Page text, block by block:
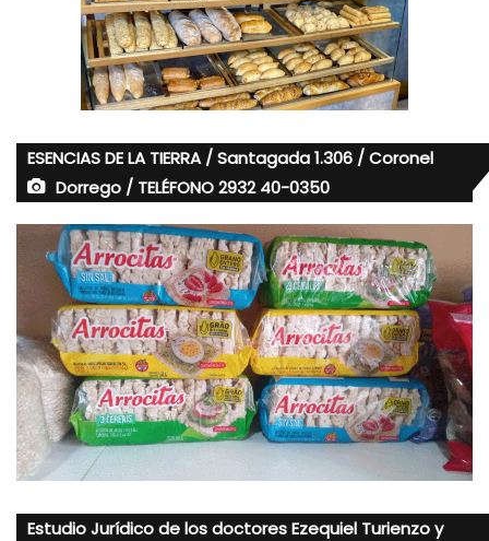
ESENCIAS DE LA TIERRA / Santagada 1.306 / Coronel
Dorrego / TELÉFONO 2932 40-0350
Estudio Jurídico de los doctores Ezequiel Turienzo y